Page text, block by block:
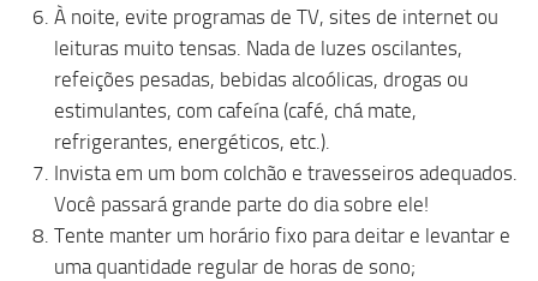
À noite, evite programas de TV, sites de internet ou
leituras muito tensas. Nada de luzes oscilantes,
refeições pesadas, bebidas alcoólicas, drogas ou
estimulantes, com cafeína (café, chá mate,
refrigerantes, energéticos, etc.).
Invista em um bom colchão e travesseiros adequados.
Você passará grande parte do dia sobre ele!
Tente manter um horário fixo para deitar e levantar e
uma quantidade regular de horas de sono;